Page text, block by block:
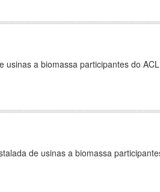
usinas a biomassa participantes do
de usinas a biomassa